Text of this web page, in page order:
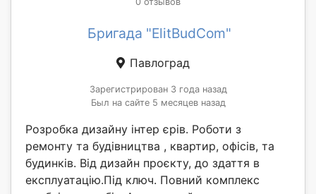
Бригада "ElitBudCom"
Павлоград
Зарегистрирован 3 года назад
Был на сайте 5 месяцев назад
Розробка дизайну інтер єрів. Роботи з
ремонту та будівництва , квартир, офісів, та
будинків. Від дизайн проєкту, до здаття в
експлуатацію.Під ключ. Повний комплекс